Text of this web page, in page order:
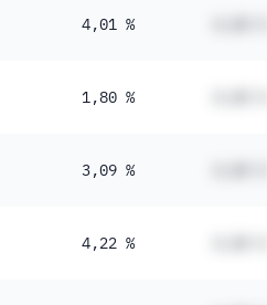
4,01 %
1,80 %
3,09 %
4,22 %